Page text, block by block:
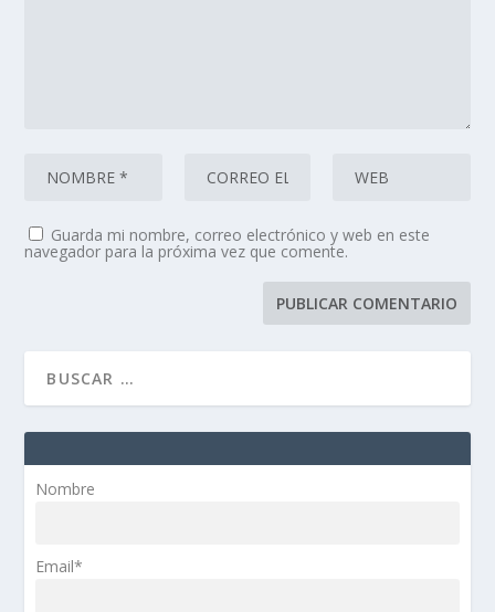
Guarda mi nombre, correo electrónico y web en este
navegador para la próxima vez que comente.
Nombre
Email*